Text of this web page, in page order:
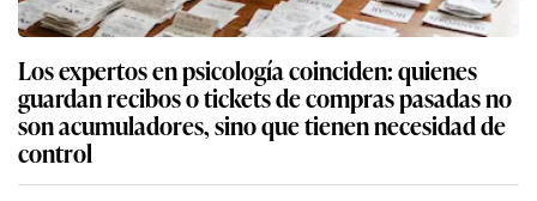
Los expertos en psicología coinciden: quienes
guardan recibos o tickets de compras pasadas no
son acumuladores, sino que tienen necesidad de
control